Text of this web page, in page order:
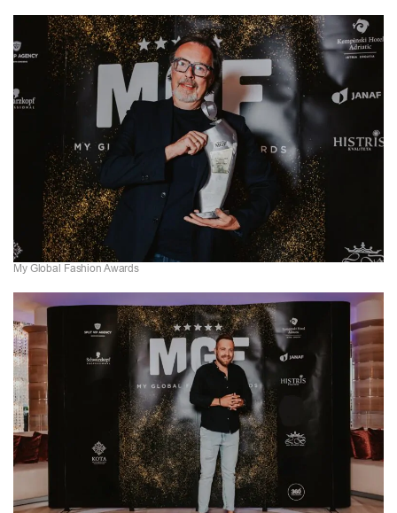
My Global Fashion Awards